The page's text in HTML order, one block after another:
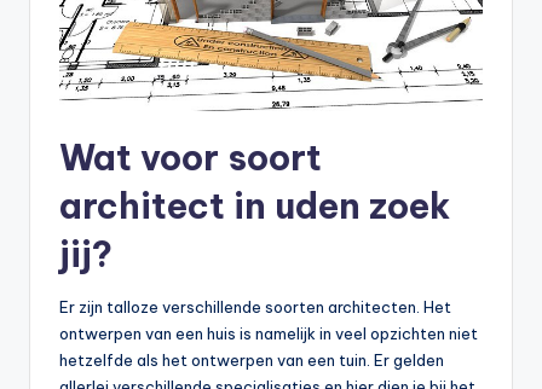
Wat voor soort
architect in uden zoek
jij?
Er zijn talloze verschillende soorten architecten. Het
ontwerpen van een huis is namelijk in veel opzichten niet
hetzelfde als het ontwerpen van een tuin. Er gelden